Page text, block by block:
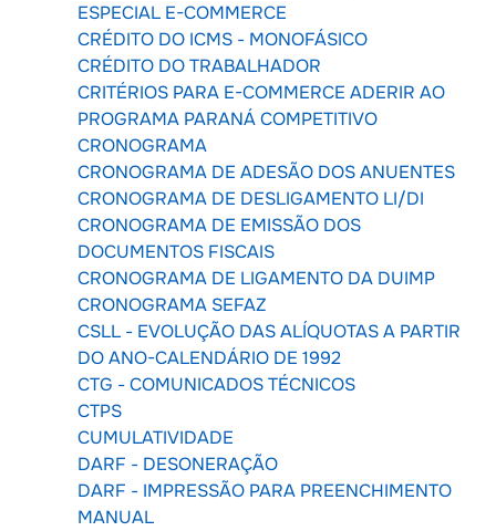
ESPECIAL E-COMMERCE
CRÉDITO DO ICMS - MONOFÁSICO
CRÉDITO DO TRABALHADOR
CRITÉRIOS PARA E-COMMERCE ADERIR AO
PROGRAMA PARANÁ COMPETITIVO
CRONOGRAMA
CRONOGRAMA DE ADESÃO DOS ANUENTES
CRONOGRAMA DE DESLIGAMENTO LI/DI
CRONOGRAMA DE EMISSÃO DOS
DOCUMENTOS FISCAIS
CRONOGRAMA DE LIGAMENTO DA DUIMP
CRONOGRAMA SEFAZ
CSLL - EVOLUÇÃO DAS ALÍQUOTAS A PARTIR
DO ANO-CALENDÁRIO DE 1992
CTG - COMUNICADOS TÉCNICOS
CTPS
CUMULATIVIDADE
DARF - DESONERAÇÃO
DARF - IMPRESSÃO PARA PREENCHIMENTO
MANUAL